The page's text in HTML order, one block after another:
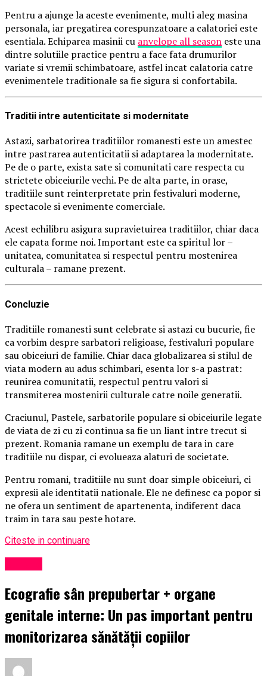
Pentru a ajunge la aceste evenimente, multi aleg masina
personala, iar pregatirea corespunzatoare a calatoriei este
esentiala. Echiparea masinii cu anvelope all season este una
dintre solutiile practice pentru a face fata drumurilor
variate si vremii schimbatoare, astfel incat calatoria catre
evenimentele traditionale sa fie sigura si confortabila.
Traditii intre autenticitate si modernitate
Astazi, sarbatorirea traditiilor romanesti este un amestec
intre pastrarea autenticitatii si adaptarea la modernitate.
Pe de o parte, exista sate si comunitati care respecta cu
strictete obiceiurile vechi. Pe de alta parte, in orase,
traditiile sunt reinterpretate prin festivaluri moderne,
spectacole si evenimente comerciale.
Acest echilibru asigura supravietuirea traditiilor, chiar daca
ele capata forme noi. Important este ca spiritul lor –
unitatea, comunitatea si respectul pentru mostenirea
culturala – ramane prezent.
Concluzie
Traditiile romanesti sunt celebrate si astazi cu bucurie, fie
ca vorbim despre sarbatori religioase, festivaluri populare
sau obiceiuri de familie. Chiar daca globalizarea si stilul de
viata modern au adus schimbari, esenta lor s-a pastrat:
reunirea comunitatii, respectul pentru valori si
transmiterea mostenirii culturale catre noile generatii.
Craciunul, Pastele, sarbatorile populare si obiceiurile legate
de viata de zi cu zi continua sa fie un liant intre trecut si
prezent. Romania ramane un exemplu de tara in care
traditiile nu dispar, ci evolueaza alaturi de societate.
Pentru romani, traditiile nu sunt doar simple obiceiuri, ci
expresii ale identitatii nationale. Ele ne definesc ca popor si
ne ofera un sentiment de apartenenta, indiferent daca
traim in tara sau peste hotare.
Citeste in continuare
Ecografie sân prepubertar + organe
genitale interne: Un pas important pentru
monitorizarea sănătății copiilor